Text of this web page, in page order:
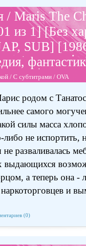
Maris The
из 1] [Без
SUB]
/ С субтитрами / OVA
родом с
самого
силы масса
не испортить,
разваливалась
выдающихся
а теперь она -
и
(0)